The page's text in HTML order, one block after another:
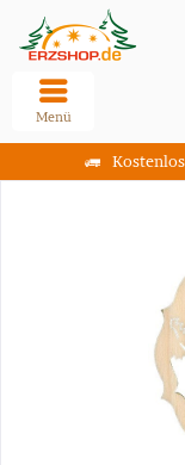
Menü